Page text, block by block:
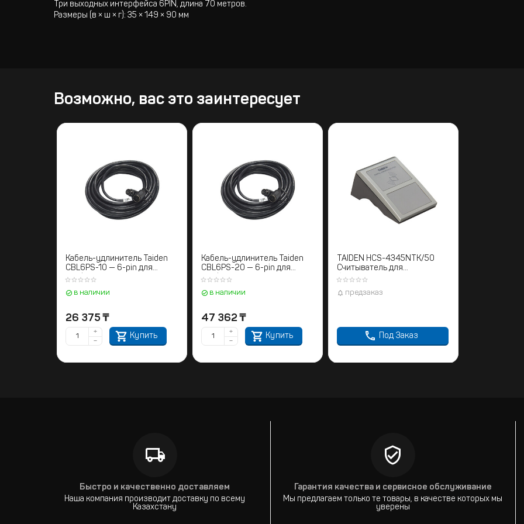
Три выходных интерфейса 6PIN, длина 70 метров.
Размеры (в × ш × г): 35 × 149 × 90 мм
Возможно, вас это заинтересует
Кабель-удлинитель Taiden
CBL6PS-10 — 6-pin для
конференц-систем
в наличии
26 375 ₸
Купить
+
−
Кабель-удлинитель Taiden
CBL6PS-20 — 6-pin для
конференц-систем
в наличии
47 362 ₸
Купить
+
−
TAIDEN HCS-4345NTK/50
Считыватель для
бесконтактных карт
предзаказ
Под Заказ
Быстро и качественно доставляем
Наша компания производит доставку по всему
Казахстану
Гарантия качества и сервисное обслуживание
Мы предлагаем только те товары, в качестве которых мы
уверены